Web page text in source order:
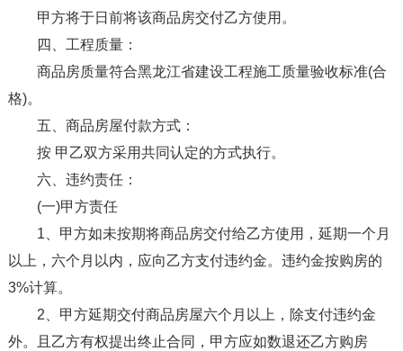
甲方将于日前将该商品房交付乙方使用。
四、工程质量：
商品房质量符合黑龙江省建设工程施工质量验收标准(合
格)。
五、商品房屋付款方式：
按 甲乙双方采用共同认定的方式执行。
六、违约责任：
(一)甲方责任
1、甲方如未按期将商品房交付给乙方使用，延期一个月
以上，六个月以内，应向乙方支付违约金。违约金按购房的
3%计算。
2、甲方延期交付商品房屋六个月以上，除支付违约金
外。且乙方有权提出终止合同，甲方应如数退还乙方购房